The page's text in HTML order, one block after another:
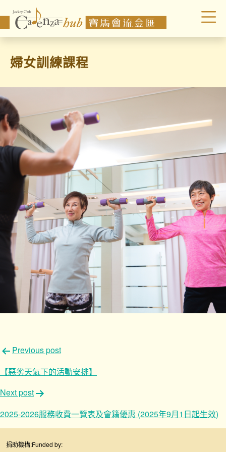
婦女訓練課程
文
章
導
覽
Previous post
【惡劣天氣下的活動安排】
Next post
2025-2026服務收費一覽表及會籍優惠 (2025年9月1日起生效)
捐助機構:Funded by: